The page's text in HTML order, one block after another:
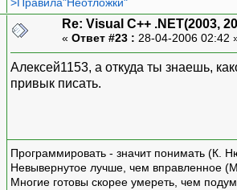
>Правила"Неотложки"
Re: Visual C++ .NET(2003,
« Ответ #23 : 28-04-2006 02:42
Алексей1153, а откуда ты знаешь,
привык писать.
Программировать - значит понимать (К.
Невывернутое лучше, чем вправленное
Многие готовы скорее умереть, чем